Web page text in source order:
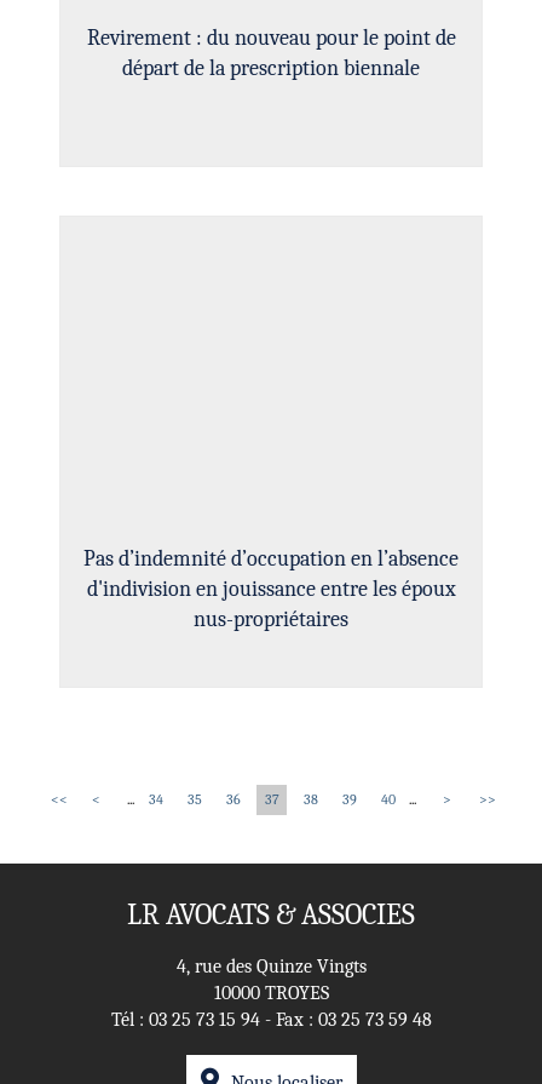
Revirement : du nouveau pour le point de
départ de la prescription biennale
Pas d’indemnité d’occupation en l’absence
d'indivision en jouissance entre les époux
nus-propriétaires
<< < ... 34 35 36 37 38 39 40 ... > >>
LR AVOCATS & ASSOCIES
4, rue des Quinze Vingts
10000 TROYES
Tél : 03 25 73 15 94- Fax : 03 25 73 59 48